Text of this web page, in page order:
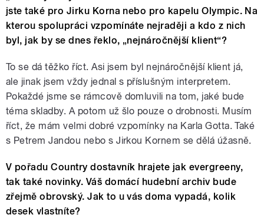
jste také pro Jirku Korna nebo pro kapelu Olympic. Na
kterou spolupráci vzpomínáte nejraději a kdo z nich
byl, jak by se dnes řeklo, „nejnáročnější klient“?
To se dá těžko říct. Asi jsem byl nejnáročnější klient já,
ale jinak jsem vždy jednal s příslušným interpretem.
Pokaždé jsme se rámcově domluvili na tom, jaké bude
téma skladby. A potom už šlo pouze o drobnosti. Musím
říct, že mám velmi dobré vzpomínky na Karla Gotta. Také
s Petrem Jandou nebo s Jirkou Kornem se dělá úžasně.
V pořadu Country dostavník hrajete jak evergreeny,
tak také novinky. Váš domácí hudební archiv bude
zřejmě obrovský. Jak to u vás doma vypadá, kolik
desek vlastníte?